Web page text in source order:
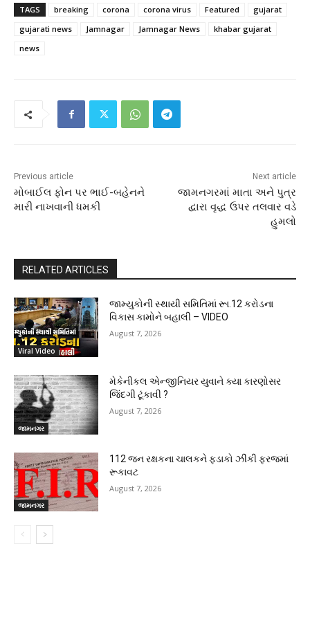
TAGS breaking corona corona virus Featured
gujarat
gujarati news
Jamnagar Jamnagar News
khabar gujarat
news
Previous article
મોબાઈલ ફોન પર ભાઈ-બહેનને
મારી નાખવાની ધમકી
Next article
જામનગરમાં માતા અને પુત્ર
દ્વારા વૃદ્ધ ઉપર તલવાર વડે
હુમલો
RELATED ARTICLES
Viral Video
જામ્યુકોની સ્થાયી સમિતિમાં રૂા.12 કરોડના
વિકાસ કામોને બહાલી – VIDEO
August 7, 2026
જામનગર
મેકેનીકલ એન્જીનિયર યુવાને ક્યા કારણોસર
જિંદગી ટૂંકાવી ?
August 7, 2026
જામનગર
112 જન રક્ષકના ચાલકને ફડાકો ઝીંકી ફરજમાં
રૂકાવટ
August 7, 2026